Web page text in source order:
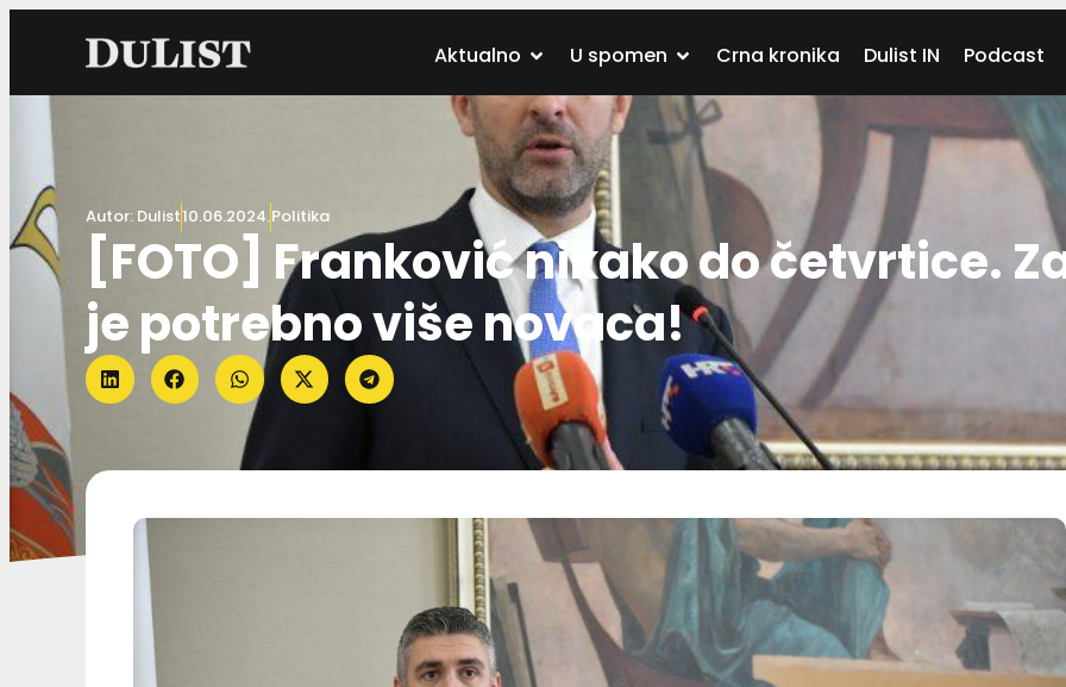
Aktualno U spomen Crna kronika Dulist IN Podcast
Autor: Dulist10.06.2024.Politika
[FOTO] Franković nikako do četvrtice.
je potrebno više novaca!